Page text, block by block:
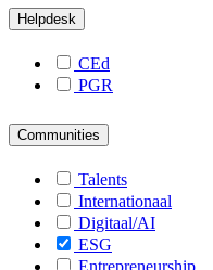
Helpdesk
CEd
PGR
Communities
Talents
Internationaal
Digitaal/AI
ESG
Entrepreneurship